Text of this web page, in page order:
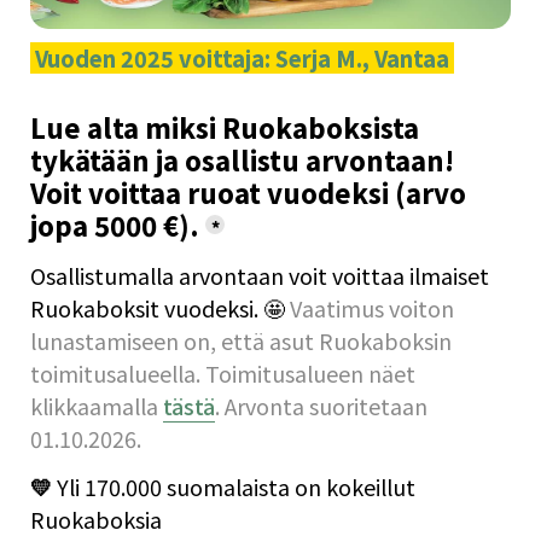
Vuoden 2025 voittaja: Serja M., Vantaa
Lue alta miksi Ruokaboksista
tykätään ja osallistu arvontaan!
Voit voittaa ruoat vuodeksi (arvo
jopa 5000 €). *
Osallistumalla arvontaan voit voittaa ilmaiset
Ruokaboksit vuodeksi. 🤩 Vaatimus voiton
lunastamiseen on, että asut Ruokaboksin
toimitusalueella. Toimitusalueen näet
klikkaamalla tästä. Arvonta suoritetaan
01.10.2026.
💛 Yli 170.000 suomalaista on kokeillut
Ruokaboksia